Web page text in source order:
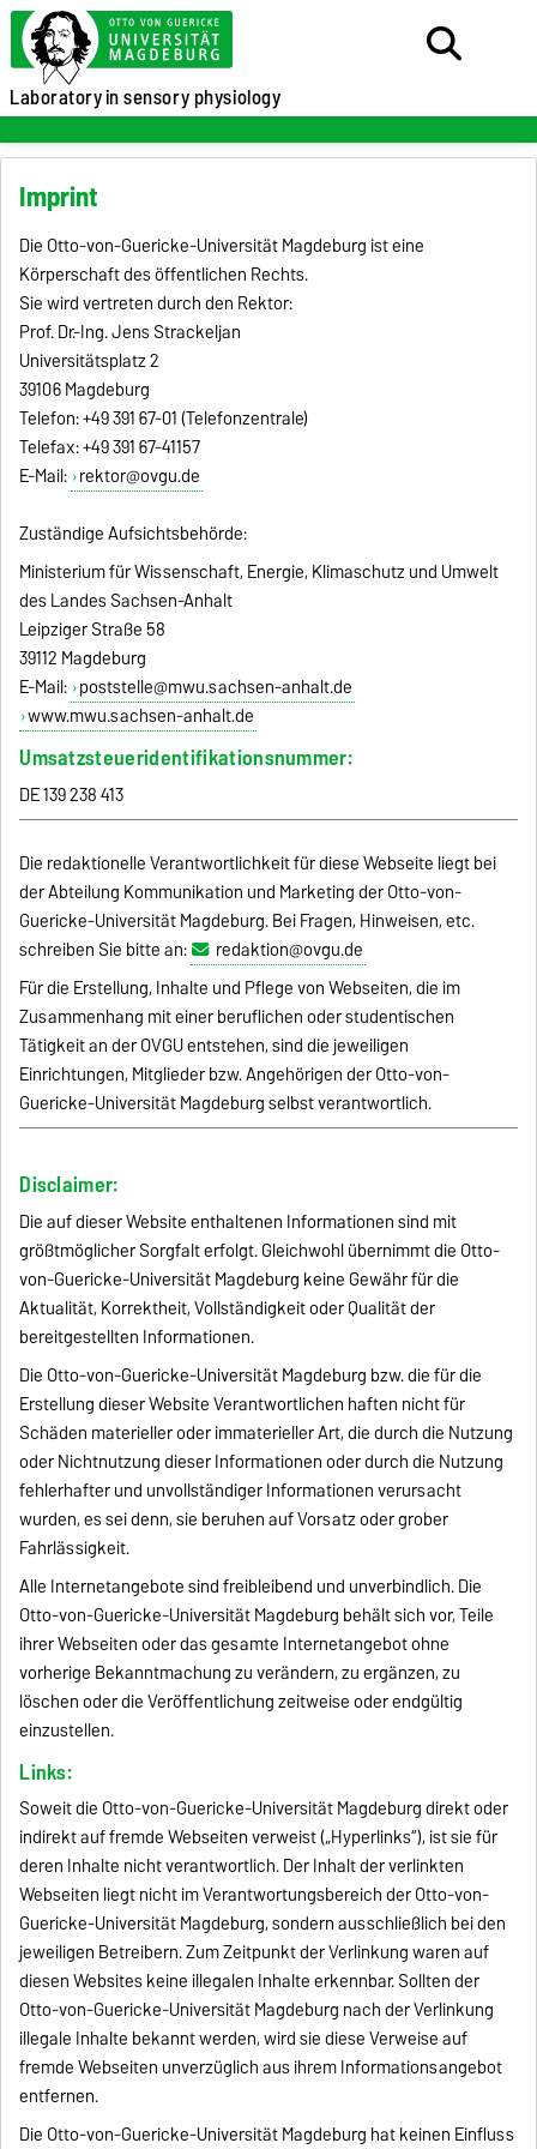
Laboratoryin sensory physiology
Imprint
Die Otto-von-Guericke-Universität Magdeburg ist eine
Körperschaft des öffentlichen Rechts.
Sie wird vertreten durch den Rektor:
Prof. Dr.-Ing. Jens Strackeljan
Universitätsplatz 2
39106 Magdeburg
Telefon: +49 391 67-01 (Telefonzentrale)
Telefax: +49 391 67-41157
E-Mail: rektor@ovgu.de
Zuständige Aufsichtsbehörde:
Ministerium für Wissenschaft, Energie, Klimaschutz und Umwelt
des Landes Sachsen-Anhalt
Leipziger Straße 58
39112 Magdeburg
E-Mail: poststelle@mwu.sachsen-anhalt.de
www.mwu.sachsen-anhalt.de
Umsatzsteueridentifikationsnummer:
DE 139 238 413
Die redaktionelle Verantwortlichkeit für diese Webseite liegt bei
der Abteilung Kommunikation und Marketing der Otto-von-
Guericke-Universität Magdeburg. Bei Fragen, Hinweisen, etc.
schreiben Sie bitte an:
redaktion@ovgu.de
Für die Erstellung, Inhalte und Pflege von Webseiten, die im
Zusammenhang mit einer beruflichen oder studentischen
Tätigkeit an der OVGU entstehen, sind die jeweiligen
Einrichtungen, Mitglieder bzw. Angehörigen der Otto-von-
Guericke-Universität Magdeburg selbst verantwortlich.
Disclaimer:
Die auf dieser Website enthaltenen Informationen sind mit
größtmöglicher Sorgfalt erfolgt. Gleichwohl übernimmt die Otto-
von-Guericke-Universität Magdeburg keine Gewähr für die
Aktualität, Korrektheit, Vollständigkeit oder Qualität der
bereitgestellten Informationen.
Die Otto-von-Guericke-Universität Magdeburg bzw. die für die
Erstellung dieser Website Verantwortlichen haften nicht für
Schäden materieller oder immaterieller Art, die durch die Nutzung
oder Nichtnutzung dieser Informationen oder durch die Nutzung
fehlerhafter und unvollständiger Informationen verursacht
wurden, es sei denn, sie beruhen auf Vorsatz oder grober
Fahrlässigkeit.
Alle Internetangebote sind freibleibend und unverbindlich. Die
Otto-von-Guericke-Universität Magdeburg behält sich vor, Teile
ihrer Webseiten oder das gesamte Internetangebot ohne
vorherige Bekanntmachung zu verändern, zu ergänzen, zu
löschen oder die Veröffentlichung zeitweise oder endgültig
einzustellen.
Links:
Soweit die Otto-von-Guericke-Universität Magdeburg direkt oder
indirekt auf fremde Webseiten verweist („Hyperlinks“), ist sie für
deren Inhalte nicht verantwortlich. Der Inhalt der verlinkten
Webseiten liegt nicht im Verantwortungsbereich der Otto-von-
Guericke-Universität Magdeburg, sondern ausschließlich bei den
jeweiligen Betreibern. Zum Zeitpunkt der Verlinkung waren auf
diesen Websites keine illegalen Inhalte erkennbar. Sollten der
Otto-von-Guericke-Universität Magdeburg nach der Verlinkung
illegale Inhalte bekannt werden, wird sie diese Verweise auf
fremde Webseiten unverzüglich aus ihrem Informationsangebot
entfernen.
Die Otto-von-Guericke-Universität Magdeburg hat keinen Einfluss